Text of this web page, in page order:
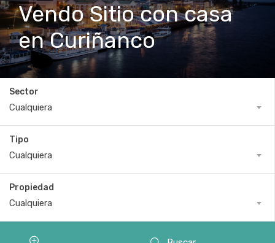
Vendo Sitio con casa
en Curiñanco
Sector
Cualquiera
Tipo
Cualquiera
Propiedad
Cualquiera